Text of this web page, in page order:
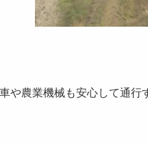
や農業機械も安心して通行